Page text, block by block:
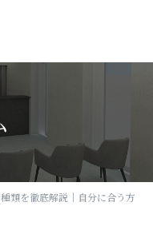
類を徹底解説｜自分に合う方